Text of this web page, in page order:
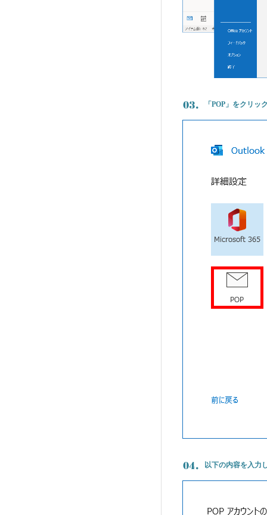
「POP」をクリッ
以下の内容を入力